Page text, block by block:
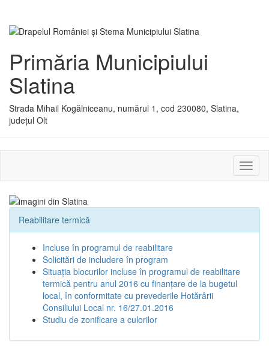
Primăria Municipiului
Slatina
Strada Mihail Kogălniceanu, numărul 1, cod 230080, Slatina,
județul Olt
sau
Reabilitare termică
Incluse în programul de reabilitare
Solicitări de includere în program
Situația blocurilor incluse în programul de reabilitare
termică pentru anul 2016 cu finanțare de la bugetul
local, în conformitate cu prevederile Hotărârii
Consiliului Local nr. 16/27.01.2016
Studiu de zonificare a culorilor